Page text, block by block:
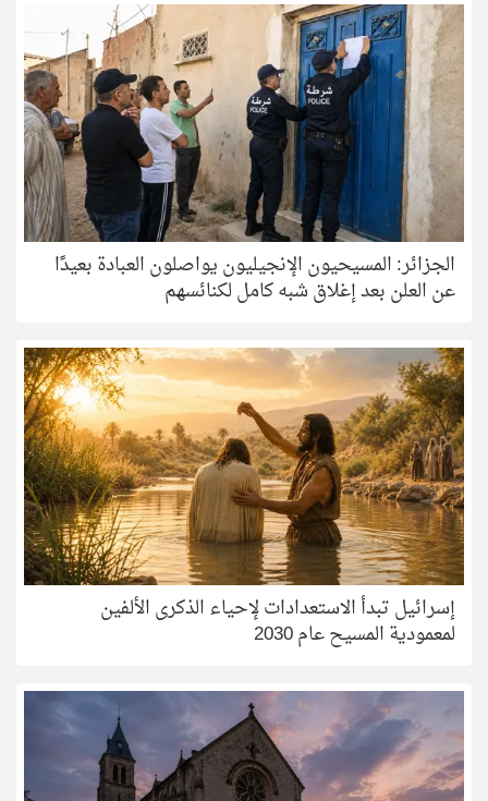
الجزائر: المسيحيون الإنجيليون يواصلون العبادة بعيدًا
عن العلن بعد إغلاق شبه كامل لكنائسهم
إسرائيل تبدأ الاستعدادات لإحياء الذكرى الألفين
لمعمودية المسيح عام 2030